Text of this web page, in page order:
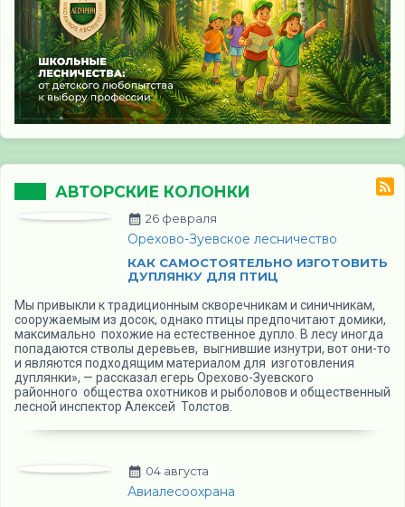
АВТОРСКИЕ КОЛОНКИ
26 февраля
Орехово-Зуевское лесничество
КАК САМОСТОЯТЕЛЬНО ИЗГОТОВИТЬ
ДУПЛЯНКУ ДЛЯ ПТИЦ
Мы привыкли к традиционным скворечникам и синичникам,
сооружаемым из досок, однако птицы предпочитают домики,
максимально похожие на естественное дупло. В лесу иногда
попадаются стволы деревьев, выгнившие изнутри, вот они-то
и являются подходящим материалом для изготовления
дуплянки», — рассказал егерь Орехово-Зуевского
районного общества охотников и рыболовов и общественный
лесной инспектор Алексей Толстов.
04 августа
Авиалесоохрана